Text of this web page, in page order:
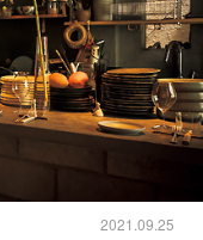
2021.09.25